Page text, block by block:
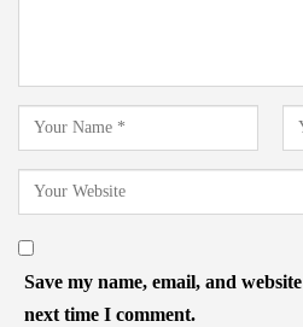
Save my name, email, and
next time I comment.